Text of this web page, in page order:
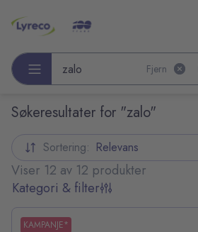
Søk etter produkter Fjern
Søkeresultater for "zalo"
Kategori & filter
Viser 12 av 12 produkter
Sortering: Relevans
KAMPANJE*